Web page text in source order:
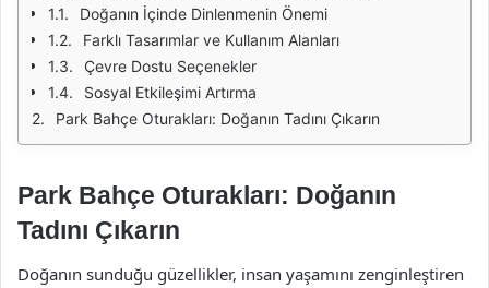
Doğanın İçinde Dinlenmenin Önemi
Farklı Tasarımlar ve Kullanım Alanları
Çevre Dostu Seçenekler
Sosyal Etkileşimi Artırma
Park Bahçe Oturakları: Doğanın Tadını Çıkarın
Park Bahçe Oturakları: Doğanın
Tadını Çıkarın
Doğanın sunduğu güzellikler, insan yaşamını zenginleştiren